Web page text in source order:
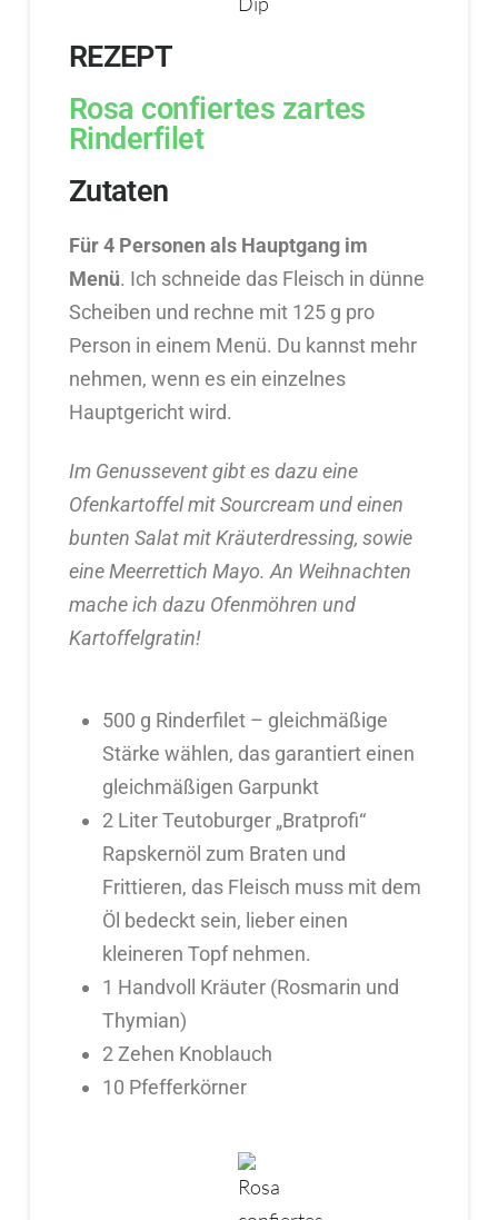
REZEPT
Rosa confiertes zartes
Rinderfilet
Zutaten
Für 4 Personen als Hauptgang im
Menü. Ich schneide das Fleisch in dünne
Scheiben und rechne mit 125 g pro
Person in einem Menü. Du kannst mehr
nehmen, wenn es ein einzelnes
Hauptgericht wird.
Im Genussevent gibt es dazu eine
Ofenkartoffel mit Sourcream und einen
bunten Salat mit Kräuterdressing, sowie
eine Meerrettich Mayo. An Weihnachten
mache ich dazu Ofenmöhren und
Kartoffelgratin!
500 g Rinderfilet – gleichmäßige
Stärke wählen, das garantiert einen
gleichmäßigen Garpunkt
2 Liter Teutoburger „Bratprofi“
Rapskernöl zum Braten und
Frittieren, das Fleisch muss mit dem
Öl bedeckt sein, lieber einen
kleineren Topf nehmen.
1 Handvoll Kräuter (Rosmarin und
Thymian)
2 Zehen Knoblauch
10 Pfefferkörner